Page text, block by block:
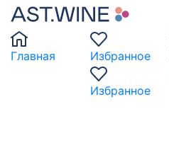
Главная Избранное
Избранное